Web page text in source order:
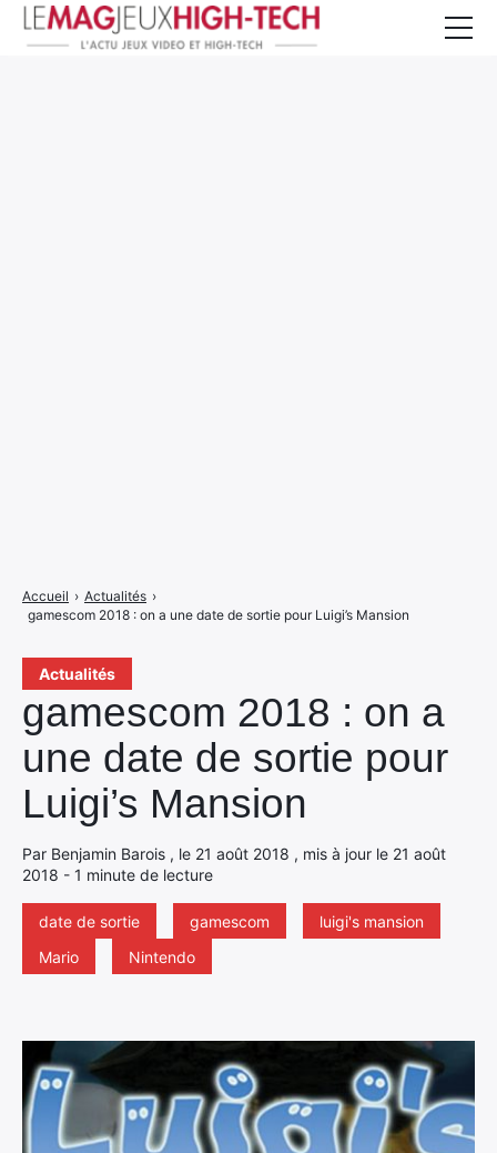
Actualités
gamescom 2018 : on a
une date de sortie pour
Luigi’s Mansion
Par Benjamin Barois , le 21 août 2018 , mis à jour le 21 août
2018 - 1 minute de lecture
date de sortie gamescom
luigi's mansion
Mario
Nintendo
Accueil › Actualités ›
gamescom 2018 : on a une date de sortie pour Luigi’s Mansion